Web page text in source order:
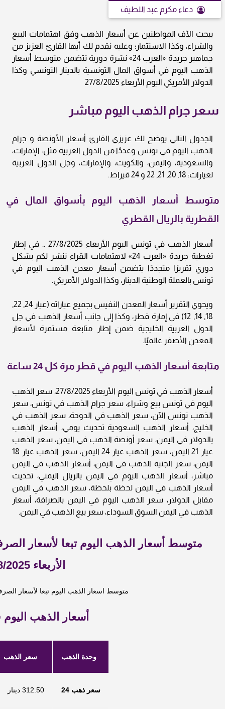
دعاء مكرم عبد اللطيف
يبحث الآف المواطنين عن أسعار الذهب وفق اهتمامات البيع
والشراء، وكذا الاستثمار؛ وعليه نقدم لك أيها القارئ العزيز من
جماهير جريدة «العرب 24» نشرة دورية تتضمن متوسط أسعار
الذهب اليوم في أسواق المال التونسية بالدينار التونسي وكذا
الدولار الأمريكي اليوم الأربعاء 27/8/2025
سعر جرام الذهب اليوم مباشر
الجدول التالي يوضح لك عزيزي القارئ أسعار الأونصة و جرام
الذهب اليوم في تونس وعددًا من الدول العربية مثل: الإمارات،
والسعودية، واليمن، والكويت، والإمارات، وجل الدول العربية
لعيارات: 18, 20, 21, 22 و 24 قيراط.
متوسط أسعار الذهب اليوم بأسواق المال في
القطرية بالريال القطري
أسعار الذهب في تونس اليوم الأربعاء 27/8/2025 .. في إطار
تغطية جريدة «العرب 24» لاهتمامات القراء ننشر لكم بشكل
دوري تقريرًا متجددًا يتضمن أسعار معدن الذهب اليوم في
تونس بالعملة الوطنية الدينار، وكذا الدولار الأمريكي.
ويحوي التقرير أسعار المعدن النفيس بجميع عياراته (عيار 24, 22,
18, 14, 12) فى إمارة قطر، وكذا إلى جانب أسعار الذهب في جل
الدول العربية الخليجية ضمن إطار متابعة مستمرة لأسعار
المعدن الأصفر عالميًا.
متابعة أسعار الذهب اليوم في قطر مرة كل 24 ساعة
أسعار الذهب في تونس اليوم الأربعاء 27/8/2025، سعر الذهب
اليوم في تونس بيع وشراء، سعر جرام الذهب في تونس، سعر
الذهب تونس الآن، سعر الذهب في الدوحة، سعر الذهب في
الخليج، أسعار الذهب السعودية تحديث يومي، أسعار الذهب
بالدولار في اليمن، سعر أونصة الذهب في اليمن، سعر الذهب
عيار 21 اليمن، سعر الذهب عيار 24 اليمن، سعر الذهب عيار 18
اليمن، سعر الجنيه الذهب في اليمن، أسعار الذهب في اليمن
مباشر، أسعار الذهب اليوم في اليمن بالريال اليمني، تحديث
أسعار الذهب في اليمن لحظة بلحظة، سعر الذهب في اليمن
مقابل الدولار، سعر الذهب اليوم في اليمن بالصرافة، أسعار
الذهب في اليمن السوق السوداء، سعر بيع الذهب في اليمن.
متوسط أسعار الذهب اليوم تبعا لأسعار
الأربعاء 27/8/2025
متوسط اسعار الذهب اليوم تبعا لأسعار
أسعار الذهب
وحدة الذهب سعر الذهب
سعر ذهب 24 312.50 دينار